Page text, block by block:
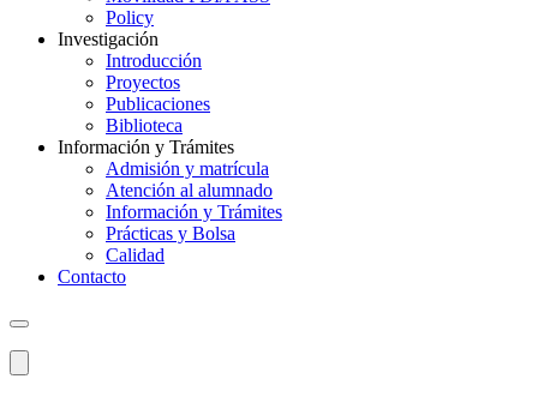
Policy
Investigación
Introducción
Proyectos
Publicaciones
Biblioteca
Información y Trámites
Admisión y matrícula
Atención al alumnado
Información y Trámites
Prácticas y Bolsa
Calidad
Contacto